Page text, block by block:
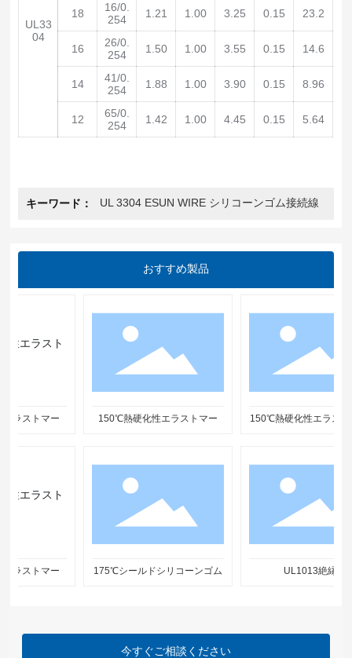
UL33
04
18
16/0.
254
1.21 1.00 3.25 0.15 23.2
16
26/0.
254
1.50 1.00 3.55 0.15 14.6
14
41/0.
254
1.88 1.00 3.90 0.15 8.96
12
65/0.
254
1.42 1.00 4.45 0.15 5.64
キーワード： UL 3304 ESUN WIRE シリコーンゴム接続線
おすすめ製品
ストマー
ストマー
150℃熱硬化性エラストマー
150℃熱硬化性エラストマ
175℃シールドシリコーンゴム UL1013絶縁線
今すぐご相談ください